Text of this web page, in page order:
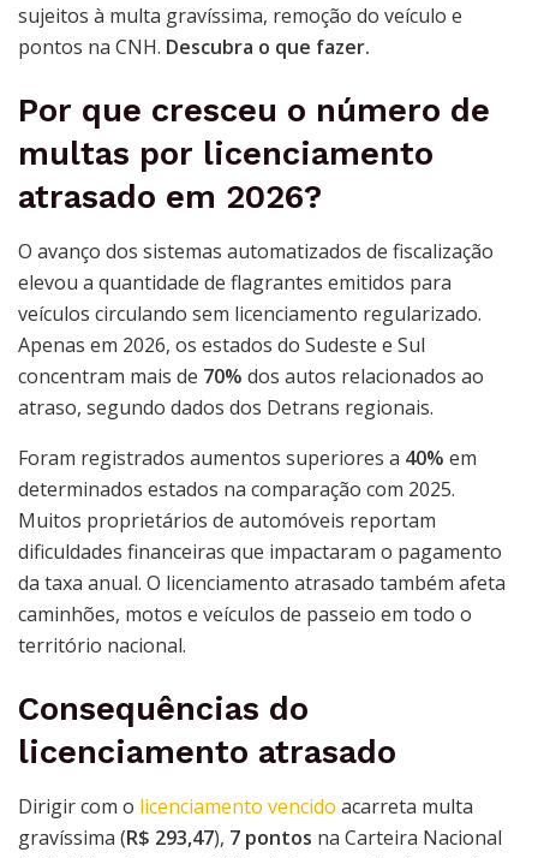
sujeitos à multa gravíssima, remoção do veículo e
pontos na CNH. Descubra o que fazer.
Por que cresceu o número de
multas por licenciamento
atrasado em 2026?
O avanço dos sistemas automatizados de fiscalização
elevou a quantidade de flagrantes emitidos para
veículos circulando sem licenciamento regularizado.
Apenas em 2026, os estados do Sudeste e Sul
concentram mais de 70% dos autos relacionados ao
atraso, segundo dados dos Detrans regionais.
Foram registrados aumentos superiores a 40% em
determinados estados na comparação com 2025.
Muitos proprietários de automóveis reportam
dificuldades financeiras que impactaram o pagamento
da taxa anual. O licenciamento atrasado também afeta
caminhões, motos e veículos de passeio em todo o
território nacional.
Consequências do
licenciamento atrasado
Dirigir com o licenciamento vencido acarreta multa
gravíssima (R$ 293,47), 7 pontos na Carteira Nacional